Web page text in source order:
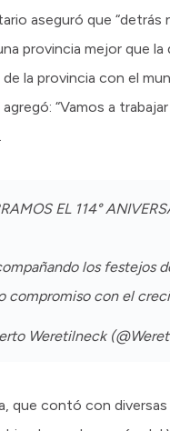
aseguró que
provincia mejor que
la provincia con el
agregó: “Vamos a
EL 114°
los festejos
compromiso con el
Weretilneck
que contó con